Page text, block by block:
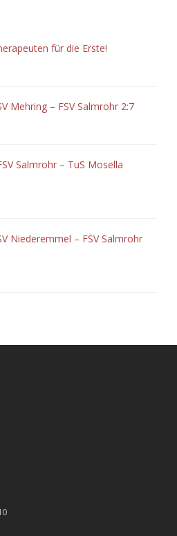
für die Erste!
Mehring – FSV Salmrohr 2:7
Salmrohr – TuS Mosella
Niederemmel – FSV Salmrohr